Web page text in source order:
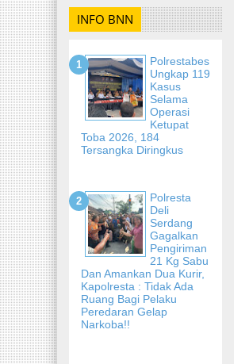
INFO BNN
Polrestabes
Ungkap 119
Kasus
Selama
Operasi
Ketupat
Toba 2026, 184
Tersangka Diringkus
Polresta
Deli
Serdang
Gagalkan
Pengiriman
21 Kg Sabu
Dan Amankan Dua Kurir,
Kapolresta : Tidak Ada
Ruang Bagi Pelaku
Peredaran Gelap
Narkoba!!